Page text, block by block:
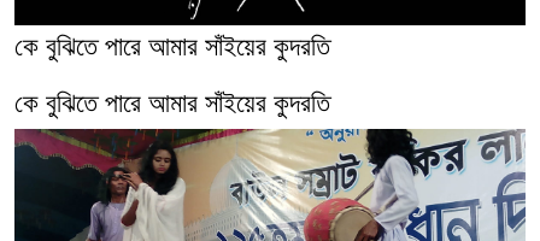
কে বুঝিতে পারে আমার সাঁইয়ের কুদরতি
কে বুঝিতে পারে আমার সাঁইয়ের কুদরতি